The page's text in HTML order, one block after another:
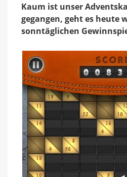
Kaum ist unser
gegangen, geht es heute
sonntäglichen